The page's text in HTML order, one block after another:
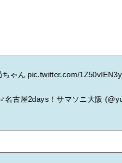
ちゃん pic.twitter.com/1Z50vlEN3y
古屋2days！サマソニ大阪